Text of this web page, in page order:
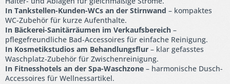
In Tankstellen-Kunden-WCs an der Stirnwand – kompaktes
WC-Zubehör für kurze Aufenthalte.
In Bäckerei-Sanitärräumen im Verkaufsbereich –
pflegefreundliche Bad-Accessoires für einfache Reinigung.
In Kosmetikstudios am Behandlungsflur – klar gefasstes
Waschplatz-Zubehör für Zwischenreinigung.
In Fitnesshotels an der Spa-Waschzone – harmonische Dusch-
Accessoires für Wellnessartikel.